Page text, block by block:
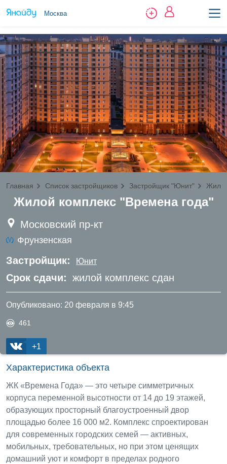
Москва
Главная Список застройщиков Застройщик "Юнит"
Жилой комплекс "Времена года"
Московский пр-кт
Фрунзенская
Застройщик: Юнит
Срок сдачи: жилой комплекс сдан
Опубликовано: 20 февраля в 9:45
461
+1
Характеристика объекта
ЖК «Времена Года» — это четыре симметричных
корпуса переменной высотности от 14 до 19 этажей,
образующих просторный благоустроенный двор
площадью более 16 000 м2. Комплекс спроектирован
для современных городских семей — активных,
мобильных, требовательных, но при этом ценящих
домашний уют и комфорт в пределах родного